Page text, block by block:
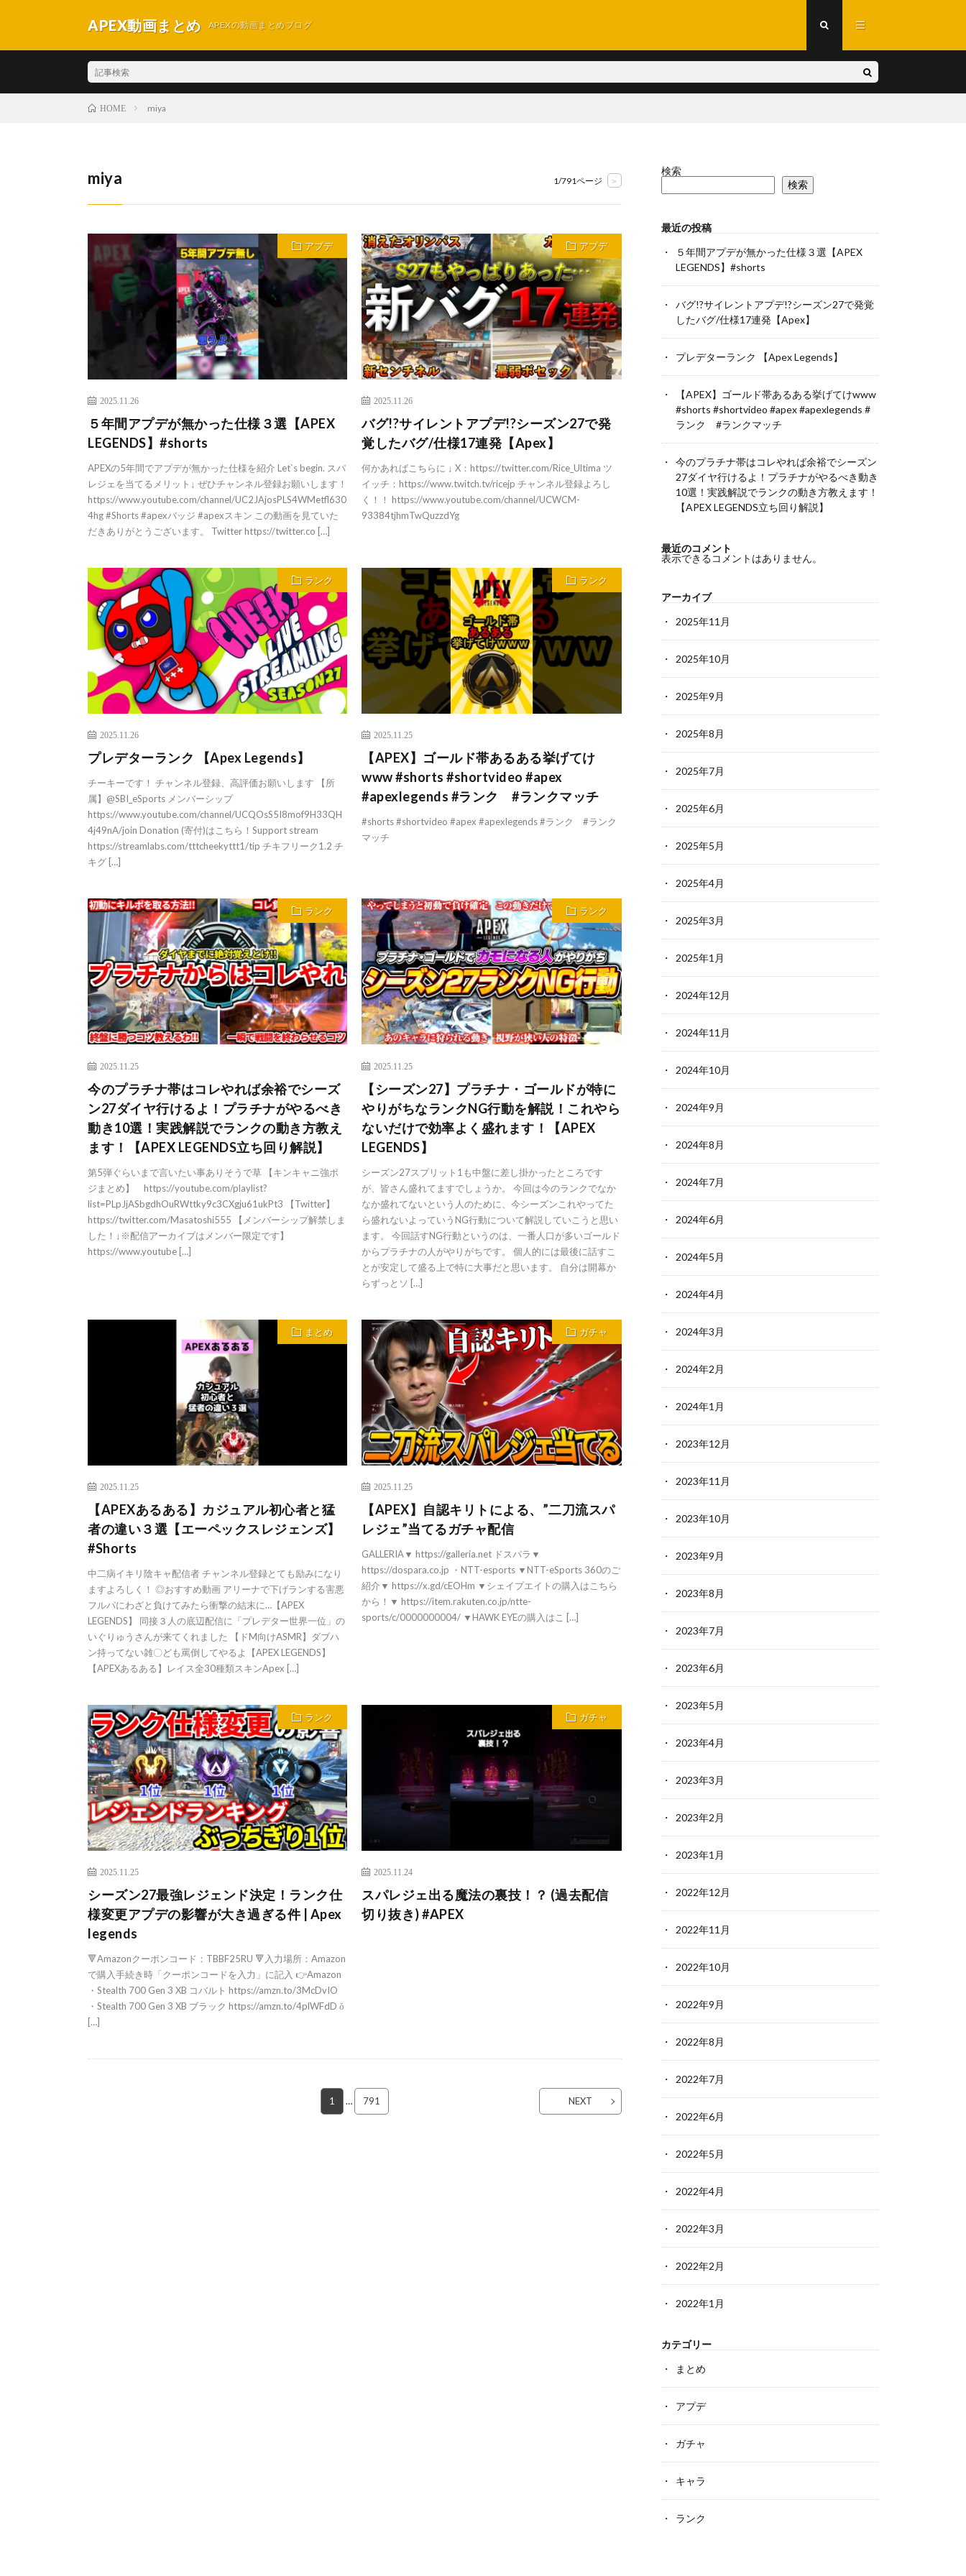
APEX動画まとめ APEXの動画まとめブログ
HOME miya
miya 1/791ページ >
アプデ
2025.11.26
５年間アプデが無かった仕様３選【APEX
LEGENDS】#shorts
APEXの5年間でアプデが無かった仕様を紹介 Let`s begin. スパ
レジェを当てるメリット↓ ぜひチャンネル登録お願いします！
https://www.youtube.com/channel/UC2JAjosPLS4WMetfl630
4hg #Shorts #apexバッジ #apexスキン この動画を見ていた
だきありがとうございます。 Twitter https://twitter.co […]
アプデ
2025.11.26
バグ!?サイレントアプデ!?シーズン27で発
覚したバグ/仕様17連発【Apex】
何かあればこちらに ↓ X：https://twitter.com/Rice_Ultima ツ
イッチ：https://www.twitch.tv/ricejp チャンネル登録よろし
く！！ https://www.youtube.com/channel/UCWCM-
93384tjhmTwQuzzdYg
ランク
2025.11.26
プレデターランク 【Apex Legends】
チーキーです！ チャンネル登録、高評価お願いします 【所
属】@SBI_eSports メンバーシップ
https://www.youtube.com/channel/UCQOsS5I8mof9H33QH
4j49nA/join Donation (寄付)はこちら！Support stream
https://streamlabs.com/tttcheekyttt1/tip チキフリーク1.2 チ
キグ […]
ランク
2025.11.25
【APEX】ゴールド帯あるある挙げてけ
www #shorts #shortvideo #apex
#apexlegends #ランク #ランクマッチ
#shorts #shortvideo #apex #apexlegends #ランク #ランク
マッチ
ランク
2025.11.25
今のプラチナ帯はコレやれば余裕でシーズ
ン27ダイヤ行けるよ！プラチナがやるべき
動き10選！実践解説でランクの動き方教え
ます！【APEX LEGENDS立ち回り解説】
第5弾ぐらいまで言いたい事ありそうで草 【キンキャニ強ポ
ジまとめ】 https://youtube.com/playlist?
list=PLpJjASbgdhOuRWttky9c3CXgju61ukPt3 【Twitter】
https://twitter.com/Masatoshi555 【メンバーシップ解禁しま
した！↓※配信アーカイブはメンバー限定です】
https://www.youtube […]
ランク
2025.11.25
【シーズン27】プラチナ・ゴールドが特に
やりがちなランクNG行動を解説！これやら
ないだけで効率よく盛れます！【APEX
LEGENDS】
シーズン27スプリット1も中盤に差し掛かったところです
が、皆さん盛れてますでしょうか。 今回は今のランクでなか
なか盛れてないという人のために、今シーズンこれやってた
ら盛れないよっていうNG行動について解説していこうと思い
ます。 今回話すNG行動というのは、一番人口が多いゴールド
からプラチナの人がやりがちです。 個人的には最後に話すこ
とが安定して盛る上で特に大事だと思います。 自分は開幕か
らずっとソ […]
まとめ
2025.11.25
【APEXあるある】カジュアル初心者と猛
者の違い３選【エーペックスレジェンズ】
#Shorts
中二病イキリ陰キャ配信者 チャンネル登録とても励みになり
ますよろしく！ ◎おすすめ動画 アリーナで下げランする害悪
フルパにわざと負けてみたら衝撃の結末に…【APEX
LEGENDS】 同接３人の底辺配信に「プレデター世界一位」の
いぐりゅうさんが来てくれました 【ドM向けASMR】ダブハ
ン持ってない雑〇ども罵倒してやるよ【APEX LEGENDS】
【APEXあるある】レイス全30種類スキンApex […]
ガチャ
2025.11.25
【APEX】自認キリトによる、”二刀流スパ
レジェ”当てるガチャ配信
GALLERIA▼ https://galleria.net ドスパラ▼
https://dospara.co.jp ・NTT-esports ▼NTT-eSports 360のご
紹介▼ https://x.gd/cEOHm ▼シェイプエイトの購入はこちら
から！▼ https://item.rakuten.co.jp/ntte-
sports/c/0000000004/ ▼HAWK EYEの購入はこ […]
ランク
2025.11.25
シーズン27最強レジェンド決定！ランク仕
様変更アプデの影響が大き過ぎる件 | Apex
legends
🔻Amazonクーポンコード：TBBF25RU 🔻入力場所：Amazon
で購入手続き時「クーポンコードを入力」に記入 👉Amazon
・Stealth 700 Gen 3 XB コバルト https://amzn.to/3McDvIO
・Stealth 700 Gen 3 XB ブラック https://amzn.to/4plWFdD ὄ
[…]
ガチャ
2025.11.24
スパレジェ出る魔法の裏技！？ (過去配信
切り抜き) #APEX
1 … 791 NEXT
検索
検索
最近の投稿
５年間アプデが無かった仕様３選【APEX
LEGENDS】#shorts
バグ!?サイレントアプデ!?シーズン27で発覚
したバグ/仕様17連発【Apex】
プレデターランク 【Apex Legends】
【APEX】ゴールド帯あるある挙げてけwww
#shorts #shortvideo #apex #apexlegends #
ランク #ランクマッチ
今のプラチナ帯はコレやれば余裕でシーズン
27ダイヤ行けるよ！プラチナがやるべき動き
10選！実践解説でランクの動き方教えます！
【APEX LEGENDS立ち回り解説】
最近のコメント
表示できるコメントはありません。
アーカイブ
2025年11月
2025年10月
2025年9月
2025年8月
2025年7月
2025年6月
2025年5月
2025年4月
2025年3月
2025年1月
2024年12月
2024年11月
2024年10月
2024年9月
2024年8月
2024年7月
2024年6月
2024年5月
2024年4月
2024年3月
2024年2月
2024年1月
2023年12月
2023年11月
2023年10月
2023年9月
2023年8月
2023年7月
2023年6月
2023年5月
2023年4月
2023年3月
2023年2月
2023年1月
2022年12月
2022年11月
2022年10月
2022年9月
2022年8月
2022年7月
2022年6月
2022年5月
2022年4月
2022年3月
2022年2月
2022年1月
カテゴリー
まとめ
アプデ
ガチャ
キャラ
ランク